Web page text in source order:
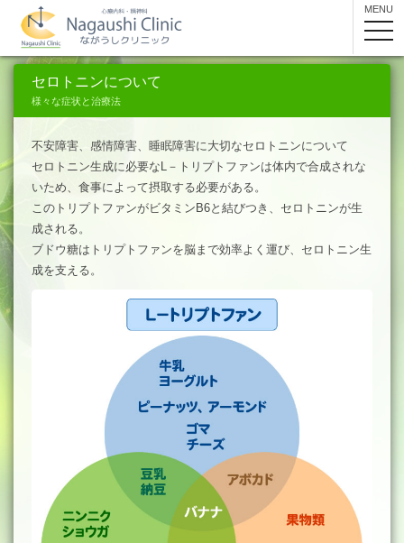
MENU
toggle
セロトニンについて
様々な症状と治療法
不安障害、感情障害、睡眠障害に大切なセロトニンについて
セロトニン生成に必要なL－トリプトファンは体内で合成されな
いため、食事によって摂取する必要がある。
このトリプトファンがビタミンB6と結びつき、セロトニンが生
成される。
ブドウ糖はトリプトファンを脳まで効率よく運び、セロトニン生
成を支える。